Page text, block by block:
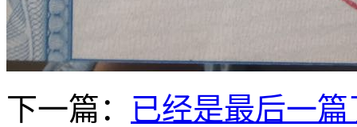
下一篇： 已经是最后一篇